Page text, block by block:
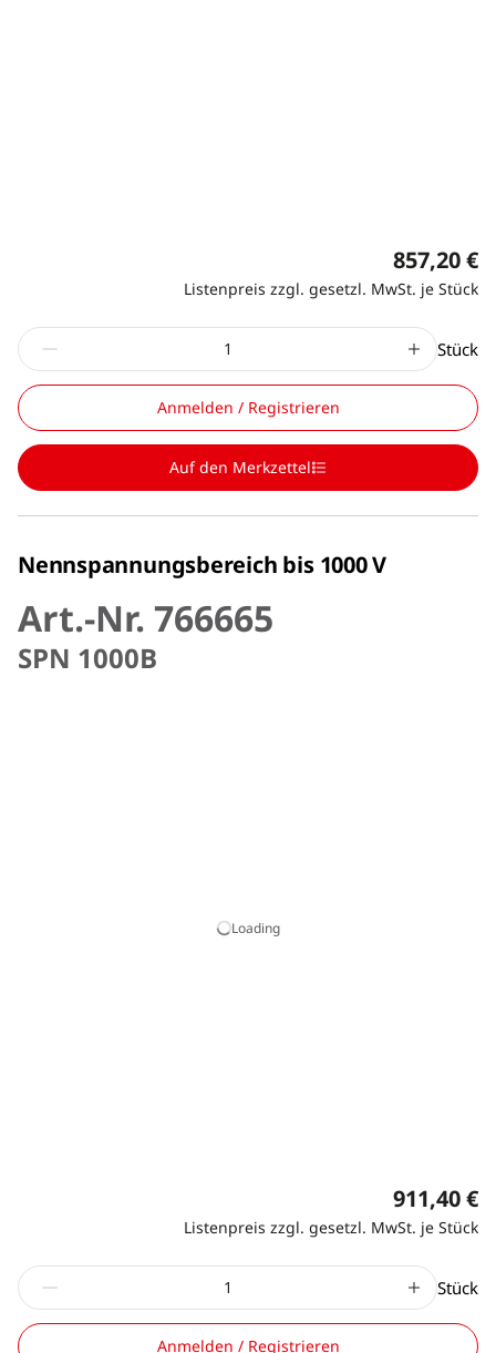
857,20 €
Listenpreis zzgl. gesetzl. MwSt. je Stück
Stück
Anmelden / Registrieren
Auf den Merkzettel
Nennspannungsbereich bis 1000 V
Art.-Nr. 766665
SPN 1000B
Loading
911,40 €
Listenpreis zzgl. gesetzl. MwSt. je Stück
Stück
Anmelden / Registrieren